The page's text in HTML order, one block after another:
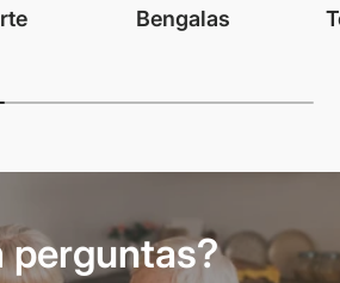
Bengalas
perguntas?